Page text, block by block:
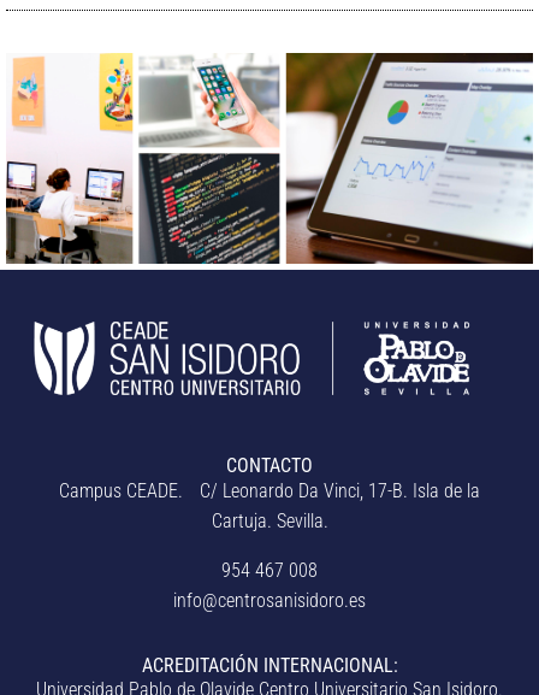
CONTACTO
Campus CEADE. C/ Leonardo Da Vinci, 17-B. Isla de la
Cartuja. Sevilla.
954 467 008
info@centrosanisidoro.es
ACREDITACIÓN INTERNACIONAL:
Universidad Pablo de Olavide Centro Universitario San Isidoro.